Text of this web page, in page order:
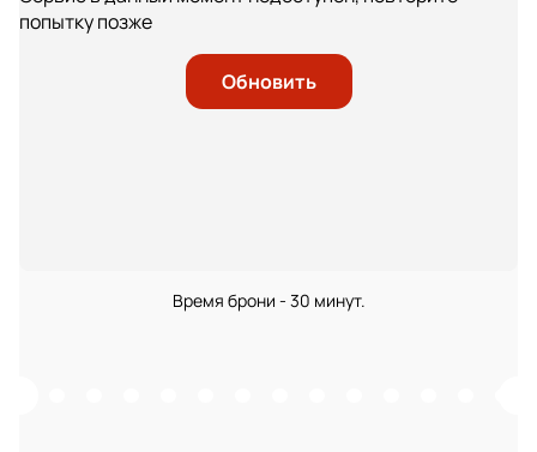
попытку позже
Обновить
Время брони - 30 минут.